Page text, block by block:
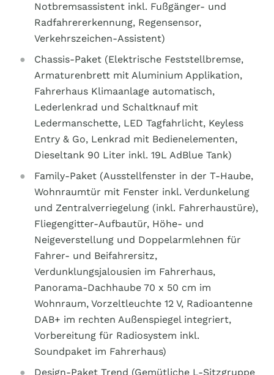
Notbremsassistent inkl. Fußgänger- und
Radfahrererkennung, Regensensor,
Verkehrszeichen-Assistent)
Chassis-Paket (Elektrische Feststellbremse,
Armaturenbrett mit Aluminium Applikation,
Fahrerhaus Klimaanlage automatisch,
Lederlenkrad und Schaltknauf mit
Ledermanschette, LED Tagfahrlicht, Keyless
Entry & Go, Lenkrad mit Bedienelementen,
Dieseltank 90 Liter inkl. 19L AdBlue Tank)
Family-Paket (Ausstellfenster in der T-Haube,
Wohnraumtür mit Fenster inkl. Verdunkelung
und Zentralverriegelung (inkl. Fahrerhaustüre),
Fliegengitter-Aufbautür, Höhe- und
Neigeverstellung und Doppelarmlehnen für
Fahrer- und Beifahrersitz,
Verdunklungsjalousien im Fahrerhaus,
Panorama-Dachhaube 70 x 50 cm im
Wohnraum, Vorzeltleuchte 12 V, Radioantenne
DAB+ im rechten Außenspiegel integriert,
Vorbereitung für Radiosystem inkl.
Soundpaket im Fahrerhaus)
Design-Paket Trend (Gemütliche L-Sitzgruppe